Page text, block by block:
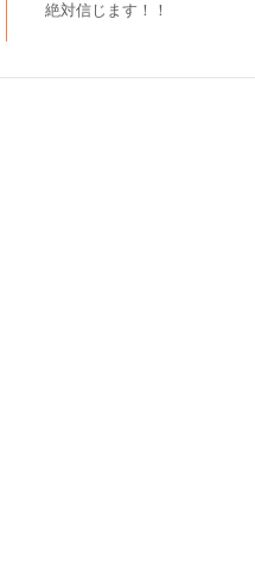
絶対信じます！！